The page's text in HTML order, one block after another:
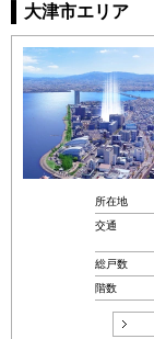
大津市エリア
所在地
交通
総戸数
階数